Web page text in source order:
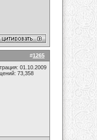
#1265
01.10.2009
73,358